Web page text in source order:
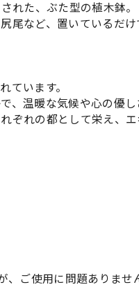
れた、ぶた型の植木鉢。
尾など、置いているだ
ています。
温暖な気候や心の優し
ぞれの都として栄え、
ご使用に問題ありませ